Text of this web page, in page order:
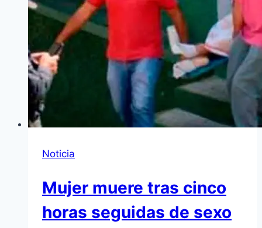
Noticia
Mujer muere tras cinco
horas seguidas de sexo